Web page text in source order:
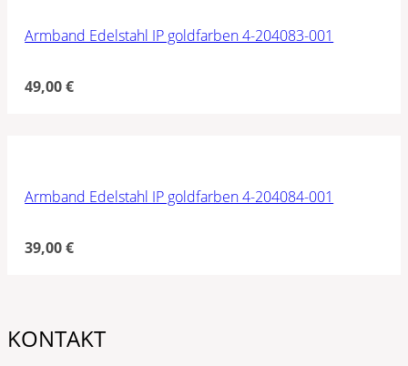
Armband Edelstahl IP goldfarben 4-204083-001
49,00€
Armband Edelstahl IP goldfarben 4-204084-001
39,00€
KONTAKT